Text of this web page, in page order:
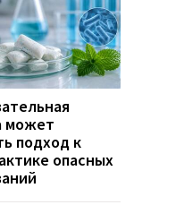
может
подход к
опасных